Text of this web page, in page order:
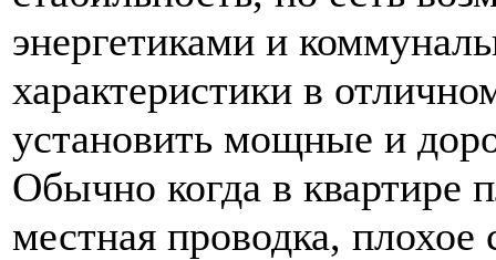
энергетиками и
характеристики в
установить мощные и
Обычно когда в квартире
местная проводка, плохое